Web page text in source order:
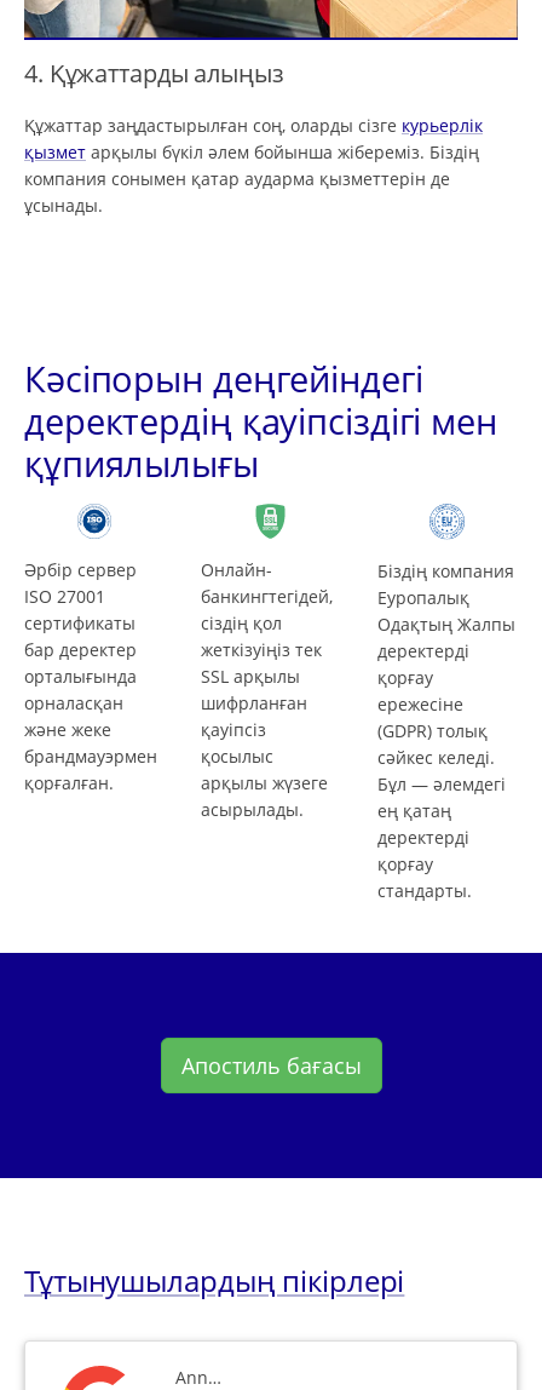
4. Құжаттарды алыңыз
Құжаттар заңдастырылған соң, оларды сізге курьерлік
қызмет арқылы бүкіл әлем бойынша жібереміз. Біздің
компания сонымен қатар аударма қызметтерін де
ұсынады.
Кәсіпорын деңгейіндегі
деректердің қауіпсіздігі мен
құпиялылығы
Әрбір сервер
ISO 27001
сертификаты
бар деректер
орталығында
орналасқан
және жеке
брандмауэрмен
қорғалған.
Онлайн-
банкингтегідей,
сіздің қол
жеткізуіңіз тек
SSL арқылы
шифрланған
қауіпсіз
қосылыс
арқылы жүзеге
асырылады.
Біздің компания
Еуропалық
Одақтың Жалпы
деректерді
қорғау
ережесіне
(GDPR) толық
сәйкес келеді.
Бұл — әлемдегі
ең қатаң
деректерді
қорғау
стандарты.
Апостиль бағасы
Тұтынушылардың пікірлері
Ann…